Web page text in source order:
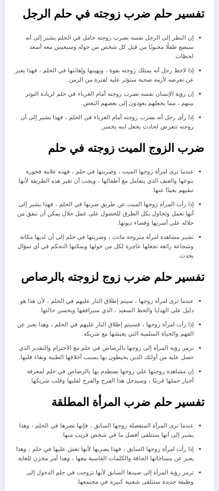
تفسير حلم ضرب زوجته في حلم الرجل
إن النظر إلى الرجل نفسه يضرب زوجته حامل في الحلم يشير إلى أنه
سيضع طفلًا محبوبًا من قبل كل شخص من حوله وسيعيش معه أسعد
لحظات.
إذا لاحظ رجل أنه يمتلك زوجته بقوة ، ويهينها وإهانتها في الحلم ، فهذا يعبر
عن تعرضه لأزمة صحية ستؤثر عليه لفترة من الزمن.
إن رؤية الإنسان نفسه تضرب زوجته أمام الغرباء في حلم لزيادة التوتر
بينهم ، مما يجعلهم يعودون إلى بعضهم البعض.
إذا رأى رجل أنه يضرب زوجته أمام الغرباء في الحلم ، فهذا يشير إلى أن
زوجته تتعرض لحادث يجعل ابنه يخسر.
ضرب الزوج الميت زوجته في حلم
عندما ترى امرأة زوجها الميت ، وضربتها في حلم ، فهذه علامة فخورة
بنوعها والعنف الذي يتعامل مع أطفالها ، ويجب أن تغير هذه الطريقة لأنها
تبقيهم بعيدًا عنها.
إذا رأت المرأة زوجها الميت عن طريق ضربها في الحلم ، فهذا يشير إلى
أنها تعمل وتحاول بكل الطرق للحصول على عمل حلال يمكن أن تنفق من
خلاله على أسرتها وقضاء ديونها.
تشير مشاهدة امرأة متزوجة ماتت ، وضربتها في حلم إلى أن لديها مكانة
وشجاعة رائعة تجعلها عاجزة لكل من حولها ويمكنها التحكم في أي سؤال
يحدث.
تفسير حلم ضرب زوج لزوجته بالرصاص
عندما ترى امرأة زوجها ، سيتم إطلاق النار عليهم في الحلم ، لأن هذا هو
دليل على الهدايا والحظ السعيد ، الذي سيرافقها ويحسن حالتها.
إذا رأت امرأة زوجها ، فسيتم إطلاق النار عليهم في الحلم ، وهذا يعبر عن
الفهم والحياة السلمية التي يعيشها مع شريكه.
ترمز رؤية المرأة إلى زوجها بالرصاص في حلم مع الاحترام والتقدير الذي
حصل عليه من أولئك الذين يحيطون بها بسبب أخلاقها الطيبة ونقاء قلبها.
إن مشاهدة زوجتها على زوجها يصطدم بها بالرصاص في حلم لمعرفة
أخبار حملها قريبًا ، وسيدخل هذا الفرح والفرح لقلبها وقلب شريكها.
تفسير حلم ضرب المرأة المطلقة
عندما ترى المرأة المنفصلة زوجها السابق ، فإنها تضرها في الحلم ، وهذا
يشير إلى أنها ستتلقى أفضل ما في شخص قريب منها.
إذا رأت امرأة زوجها السابق ، فهذا يضربها لأنها تغش عليها في حلم ، وهذا
يعبر عن مساحاتها الجافة والكلمات القاسية معها ، وهذا أمر محزن للغاية.
ترمز رؤية المرأة إلى صيدها السابق لأنها تزوجت في حلم الدخول إلى
وظيفة جديدة ستتلقى شعبية كبيرة في مجتمعها.